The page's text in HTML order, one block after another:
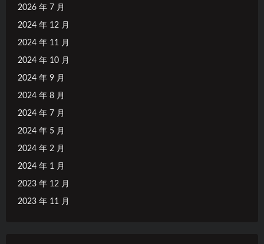
2026 年 7 月
2024 年 12 月
2024 年 11 月
2024 年 10 月
2024 年 9 月
2024 年 8 月
2024 年 7 月
2024 年 5 月
2024 年 2 月
2024 年 1 月
2023 年 12 月
2023 年 11 月